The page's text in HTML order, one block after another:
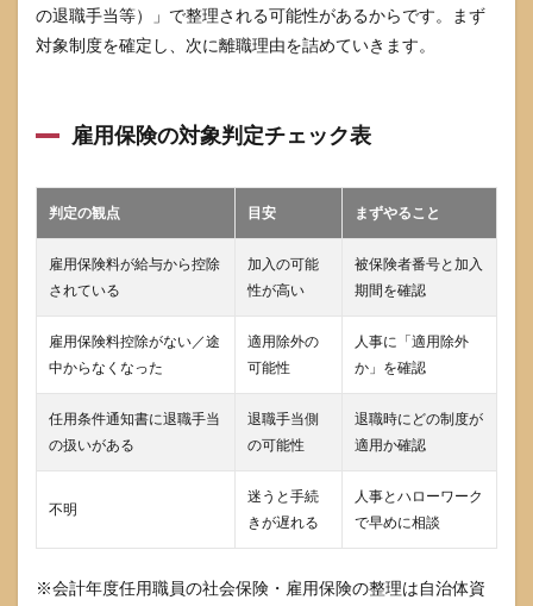
給付
制限
と支
タイ
ムラ
目安
5
年度
任用
職員
の失
険手
続き
は離
職票
まる
票で
の退職手当等）」で整理される可能性があるからです。まず
対象制度を確定し、次に離職理由を詰めていきます。
雇用保険の対象判定チェック表
判定の観点 目安 まずやること
雇用保険料が給与から控除
されている
加入の可能
性が高い
被保険者番号と加入
期間を確認
雇用保険料控除がない／途
中からなくなった
適用除外の
可能性
人事に「適用除外
か」を確認
任用条件通知書に退職手当
の扱いがある
退職手当側
の可能性
退職時にどの制度が
適用か確認
不明
迷うと手続
きが遅れる
人事とハローワーク
で早めに相談
※会計年度任用職員の社会保険・雇用保険の整理は自治体資